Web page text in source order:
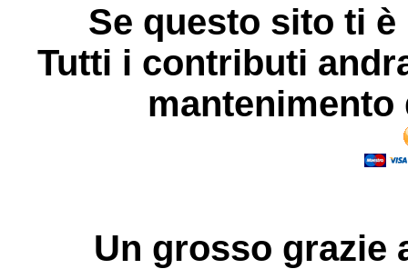
Se questo sito ti
Tutti i contributi
Un grosso grazie